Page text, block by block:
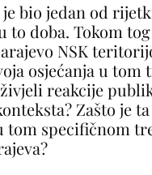
je bio jedan od
to doba. Tokom
NSK
osjećanja u tom
reakcije
Zašto je
tom specifičnom